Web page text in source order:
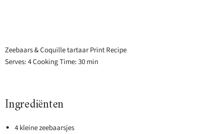
Zeebaars & Coquille tartaar Print Recipe
Serves: 4 Cooking Time: 30 min
Ingrediënten
4 kleine zeebaarsjes